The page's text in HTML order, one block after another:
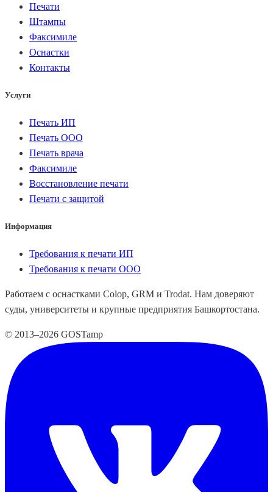
Печати
Штампы
Факсимиле
Оснастки
Контакты
Услуги
Печать ИП
Печать ООО
Печать врача
Факсимиле
Восстановление печати
Печати с защитой
Информация
Требования к печати ИП
Требования к печати ООО
Работаем с оснастками Colop, GRM и Trodat. Нам доверяют
суды, университеты и крупные предприятия Башкортостана.
© 2013–2026 GOSTamp